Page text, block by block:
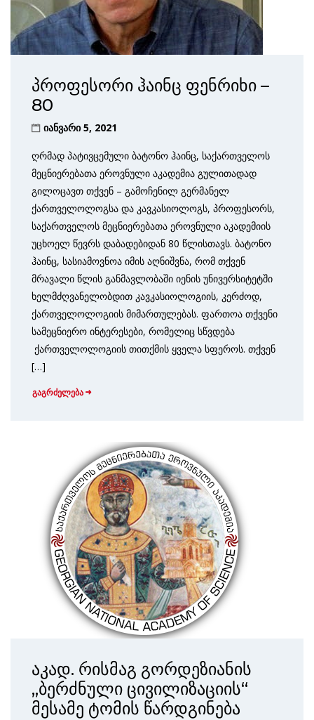
პროფესორი ჰაინც ფენრიხი –
80
იანვარი 5, 2021
ღრმად პატივცემული ბატონო ჰაინც, საქართველოს
მეცნიერებათა ეროვნული აკადემია გულითადად
გილოცავთ თქვენ – გამოჩენილ გერმანელ
ქართველოლოგსა და კავკასიოლოგს, პროფესორს,
საქართველოს მეცნიერებათა ეროვნული აკადემიის
უცხოელ წევრს დაბადებიდან 80 წლისთავს. ბატონო
ჰაინც, სასიამოვნოა იმის აღნიშვნა, რომ თქვენ
მრავალი წლის განმავლობაში იენის უნივერსიტეტში
ხელმძღვანელობდით კავკასიოლოგიის, კერძოდ,
ქართველოლოგიის მიმართულებას. ფართოა თქვენი
სამეცნიერო ინტერესები, რომელიც სწვდება
ქართველოლოგიის თითქმის ყველა სფეროს. თქვენ
[…]
გაგრძელება
აკად. რისმაგ გორდეზიანის
„ბერძნული ცივილიზაციის“
მესამე ტომის წარდგინება